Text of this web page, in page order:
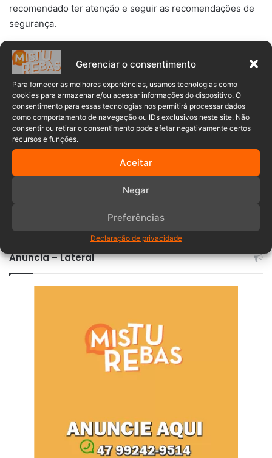
Gerenciar o consentimento
Para fornecer as melhores experiências, usamos tecnologias como
cookies para armazenar e/ou acessar informações do dispositivo. O
consentimento para essas tecnologias nos permitirá processar dados
como comportamento de navegação ou IDs exclusivos neste site. Não
consentir ou retirar o consentimento pode afetar negativamente certos
recursos e funções.
Aceitar
Negar
Preferências
Declaração de privacidade
recomendado ter atenção e seguir as recomendações de
segurança.
3 estados alerta emite
Mato Grosso Tempestade
Comentários
Anuncia – Lateral